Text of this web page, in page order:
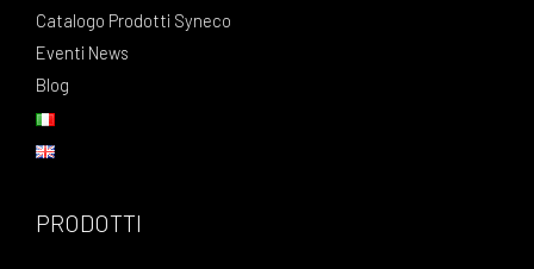
Catalogo Prodotti Syneco
Eventi News
Blog
PRODOTTI